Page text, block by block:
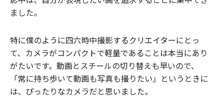
ました。
特に僕のように四六時中撮影するクリエイターにとっ
て、カメラがコンパクトで軽量であることは本当にあり
がたいです。動画とスチールの切り替えも早いので、
「常に持ち歩いて動画も写真も撮りたい」というときに
は、ぴったりなカメラだと思いました。